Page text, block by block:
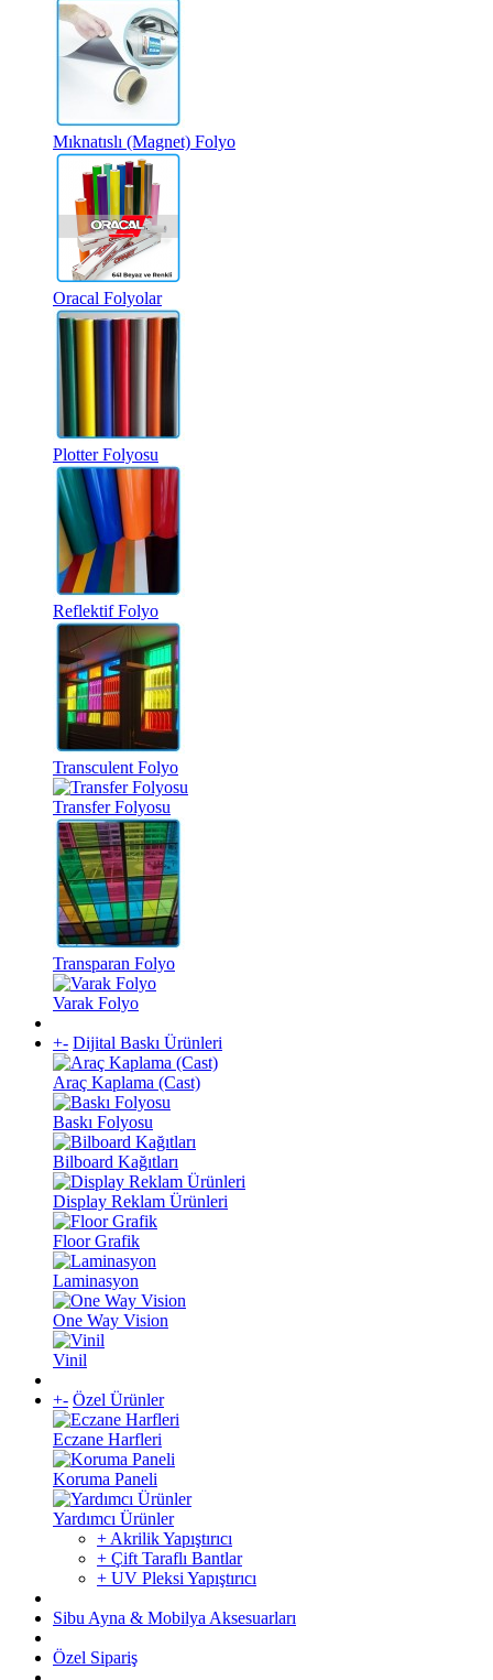
Mıknatıslı (Magnet) Folyo
Oracal Folyolar
Plotter Folyosu
Reflektif Folyo
Transculent Folyo
Transfer Folyosu
Transparan Folyo
Varak Folyo
+- Dijital Baskı Ürünleri
Araç Kaplama (Cast)
Baskı Folyosu
Bilboard Kağıtları
Display Reklam Ürünleri
Floor Grafik
Laminasyon
One Way Vision
Vinil
+- Özel Ürünler
Eczane Harfleri
Koruma Paneli
Yardımcı Ürünler
+ Akrilik Yapıştırıcı
+ Çift Taraflı Bantlar
+ UV Pleksi Yapıştırıcı
Sibu Ayna & Mobilya Aksesuarları
Özel Sipariş